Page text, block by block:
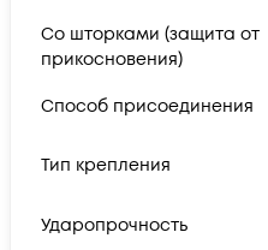
Со шторками (защита от
прикосновения)
Способ присоединения
Тип крепления
Ударопрочность